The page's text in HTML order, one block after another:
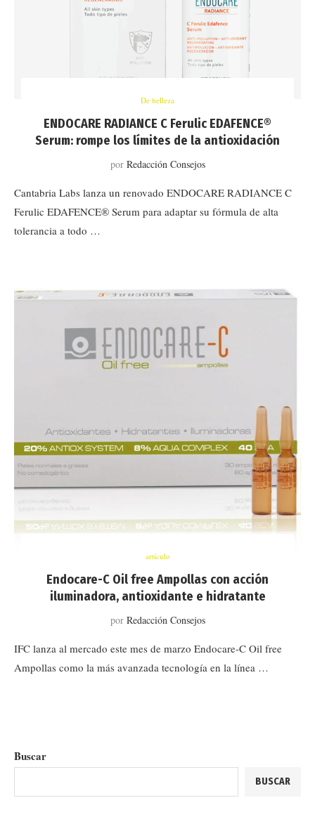
De belleza
ENDOCARE RADIANCE C Ferulic EDAFENCE®
Serum: rompe los límites de la antioxidación
por Redacción Consejos
Cantabria Labs lanza un renovado ENDOCARE RADIANCE C
Ferulic EDAFENCE® Serum para adaptar su fórmula de alta
tolerancia a todo …
artículo
Endocare-C Oil free Ampollas con acción
iluminadora, antioxidante e hidratante
por Redacción Consejos
IFC lanza al mercado este mes de marzo Endocare-C Oil free
Ampollas como la más avanzada tecnología en la línea …
Buscar
BUSCAR